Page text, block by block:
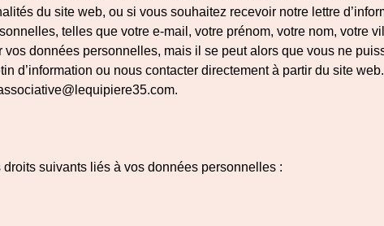
du site web, ou si vous souhaitez recevoir notre lettre
telles que votre e-mail, votre prénom, votre nom, votre
données personnelles, mais il se peut alors que vous ne
d’information ou nous contacter directement à partir du site
suivants liés à vos données personnelles :